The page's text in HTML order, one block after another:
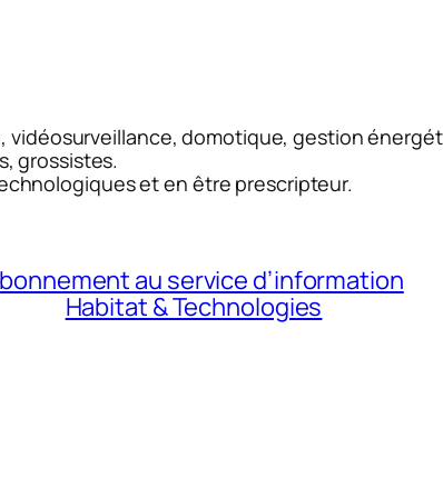
vidéosurveillance, domotique, gestion
grossistes.
et en être prescripteur.
au service d’information
Habitat & Technologies